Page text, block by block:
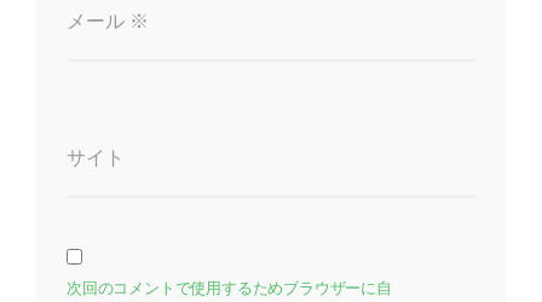
メール ※
サイト
次回のコメントで使用するためブラウザーに自